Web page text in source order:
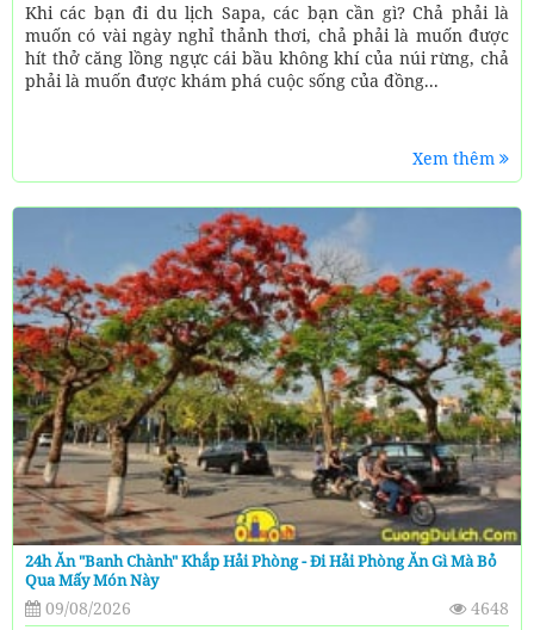
Khi các bạn đi du lịch Sapa, các bạn cần gì? Chả phải là
muốn có vài ngày nghỉ thảnh thơi, chả phải là muốn được
hít thở căng lồng ngực cái bầu không khí của núi rừng, chả
phải là muốn được khám phá cuộc sống của đồng...
Xem thêm
24h Ăn "banh Chành" Khắp Hải Phòng - Đi Hải Phòng Ăn Gì Mà Bỏ
Qua Mấy Món Này
09/08/2026
4648